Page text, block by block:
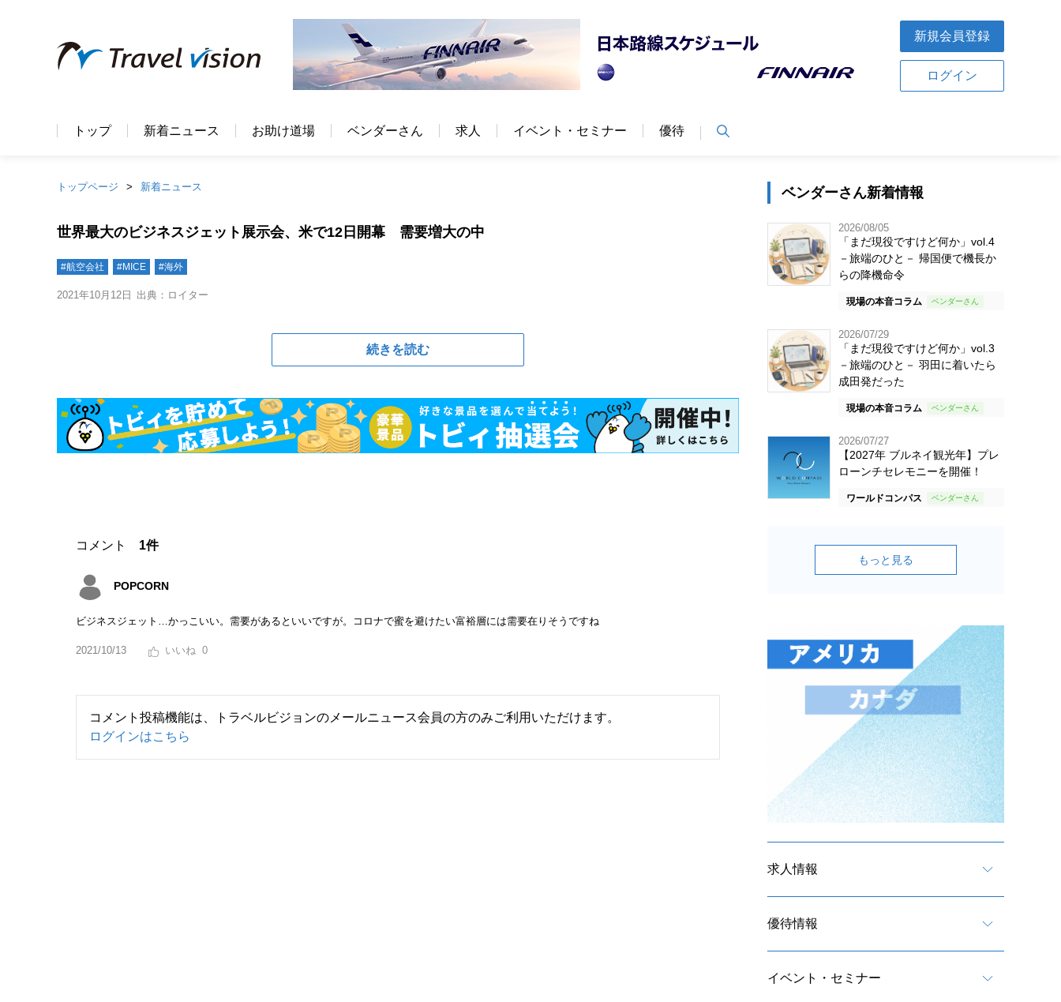
新規会員登録
ログイン
トップ 新着ニュース お助け道場 ベンダーさん 求人 イベント・セミナー 優待
トップページ 新着ニュース
世界最大のビジネスジェット展示会、米で12日開幕 需要増大の中
#航空会社 #MICE #海外
2021年10月12日 出典：ロイター
続きを読む
コメント 1件
POPCORN
ビジネスジェット…かっこいい。需要があるといいですが。コロナで蜜を避けたい富裕層には需要在りそうですね
2021/10/13 0
コメント投稿機能は、トラベルビジョンのメールニュース会員の方のみご利用いただけます。
ログインはこちら
ベンダーさん新着情報
2026/08/05
「まだ現役ですけど何か」vol.4
－旅端のひと－ 帰国便で機長か
らの降機命令
現場の本音コラム
2026/07/29
「まだ現役ですけど何か」vol.3
－旅端のひと－ 羽田に着いたら
成田発だった
現場の本音コラム
2026/07/27
【2027年 ブルネイ観光年】プレ
ローンチセレモニーを開催！
ワールドコンパス
もっと見る
求人情報
優待情報
イベント・セミナー